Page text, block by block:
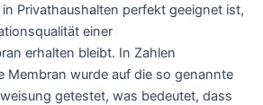
Privathaushalten perfekt geeignet ist,
einer
erhalten bleibt. In Zahlen
Membran wurde auf die so genannte
getestet, was bedeutet, dass